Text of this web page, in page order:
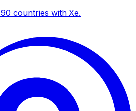
countries with Xe.